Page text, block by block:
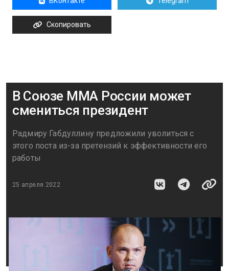
Скопировать
В Союзе ММА России может
смениться президент
Радмиру Габдуллину предложили уволиться с
этого поста из-за претензий к эффективности его
работы
25 апреля 2022